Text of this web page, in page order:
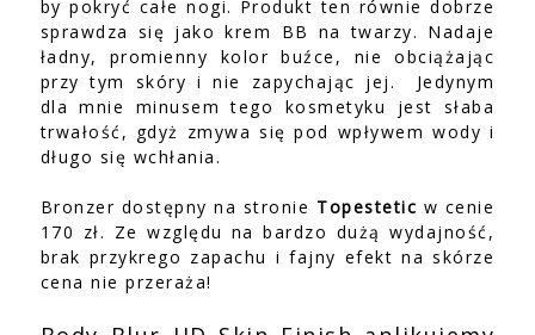
by pokryć całe nogi. Produkt ten równie dobrze
sprawdza się jako krem BB na twarzy. Nadaje
ładny, promienny kolor buźce, nie obciążając
przy tym skóry i nie zapychając jej.
Jedynym
dla mnie minusem tego kosmetyku jest słaba
trwałość, gdyż zmywa się pod wpływem wody i
długo się wchłania.
Bronzer dostępny na stronie Topestetic w cenie
170 zł. Ze względu na bardzo dużą wydajność,
brak przykrego zapachu i fajny efekt na skórze
cena nie przeraża!